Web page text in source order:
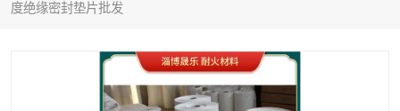
度绝缘密封垫片批发
硅酸铝模块